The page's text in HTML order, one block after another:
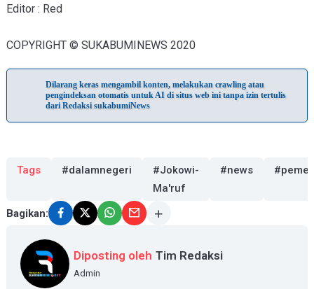
Editor : Red
COPYRIGHT © SUKABUMINEWS 2020
Dilarang keras mengambil konten, melakukan crawling atau
pengindeksan otomatis untuk AI di situs web ini tanpa izin tertulis
dari Redaksi sukabumiNews
Tags #dalamnegeri
#Jokowi-
Ma'ruf
#news
Bagikan:
Diposting oleh Tim Redaksi
Admin